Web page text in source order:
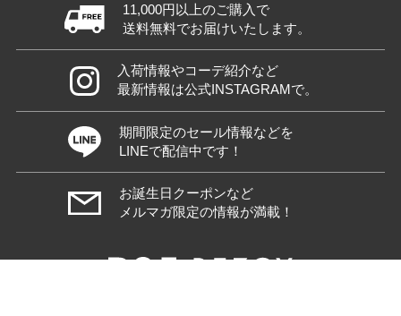
11,000円以上のご購入で
送料無料でお届けいたします。
入荷情報やコーデ紹介など
最新情報は公式INSTAGRAMで。
期間限定のセール情報などを
LINEで配信中です！
お誕生日クーポンなど
メルマガ限定の情報が満載！